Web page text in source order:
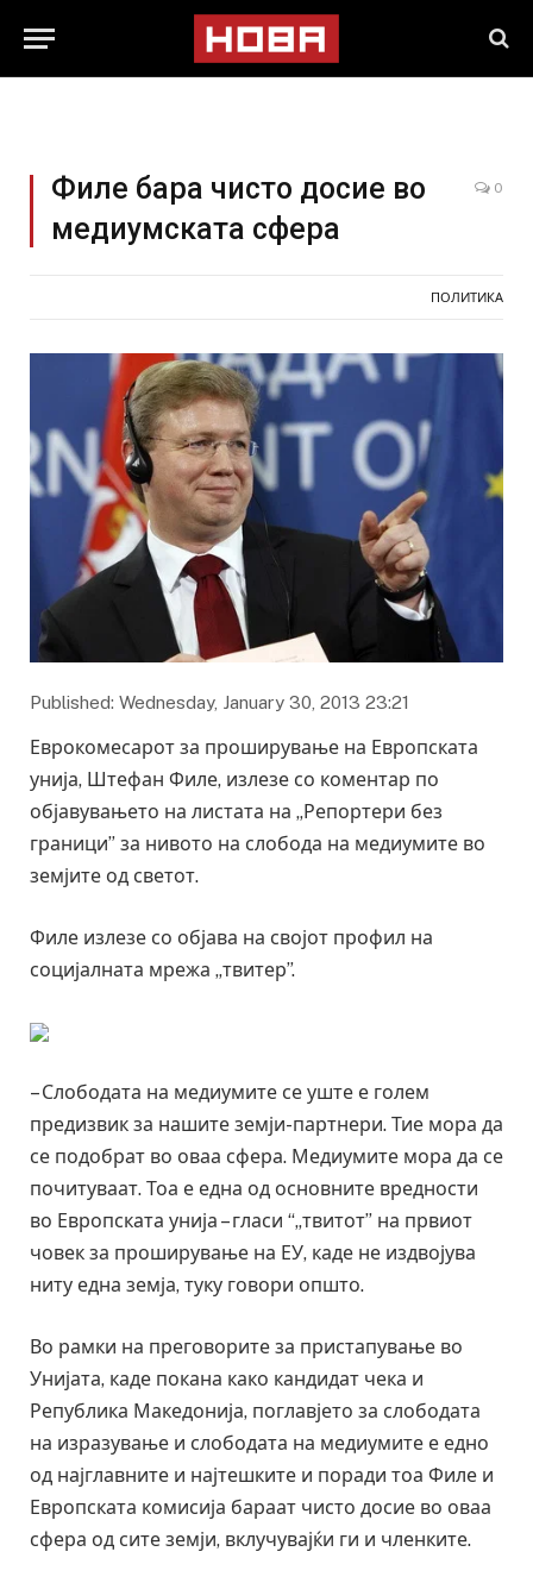
Филе бара чисто досие во
медиумската сфера
0
ПОЛИТИКА
Published: Wednesday, January 30, 2013 23:21
Еврокомесарот за проширување на Европската
унија, Штефан Филе, излезе со коментар по
објавувањето на листата на „Репортери без
граници” за нивото на слобода на медиумите во
земјите од светот.
Филе излезе со објава на својот профил на
социјалната мрежа „твитер”.
– Слободата на медиумите се уште е голем
предизвик за нашите земји-партнери. Тие мора да
се подобрат во оваа сфера. Медиумите мора да се
почитуваат. Тоа е една од основните вредности
во Европската унија – гласи “„твитот” на првиот
човек за проширување на ЕУ, каде не издвојува
ниту една земја, туку говори општо.
Во рамки на преговорите за пристапување во
Унијата, каде покана како кандидат чека и
Република Македонија, поглавјето за слободата
на изразување и слободата на медиумите е едно
од најглавните и најтешките и поради тоа Филе и
Европската комисија бараат чисто досие во оваа
сфера од сите земји, вклучувајќи ги и членките.